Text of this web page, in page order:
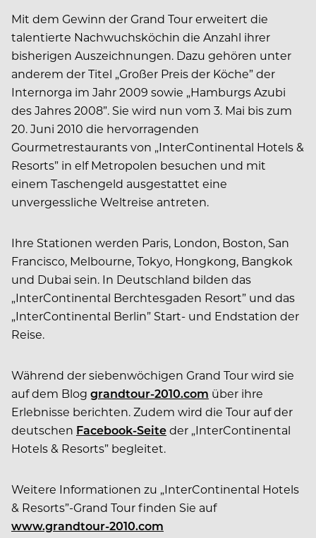
Mit dem Gewinn der Grand Tour erweitert die
talentierte Nachwuchsköchin die Anzahl ihrer
bisherigen Auszeichnungen. Dazu gehören unter
anderem der Titel „Großer Preis der Köche” der
Internorga im Jahr 2009 sowie „Hamburgs Azubi
des Jahres 2008”. Sie wird nun vom 3. Mai bis zum
20. Juni 2010 die hervorragenden
Gourmetrestaurants von „InterContinental Hotels &
Resorts” in elf Metropolen besuchen und mit
einem Taschengeld ausgestattet eine
unvergessliche Weltreise antreten.
Ihre Stationen werden Paris, London, Boston, San
Francisco, Melbourne, Tokyo, Hongkong, Bangkok
und Dubai sein. In Deutschland bilden das
„InterContinental Berchtesgaden Resort” und das
„InterContinental Berlin” Start- und Endstation der
Reise.
Während der siebenwöchigen Grand Tour wird sie
auf dem Blog grandtour-2010.com über ihre
Erlebnisse berichten. Zudem wird die Tour auf der
deutschen Facebook-Seiteder „InterContinental
Hotels & Resorts” begleitet.
Weitere Informationen zu „InterContinental Hotels
& Resorts”-Grand Tour finden Sie auf
www.grandtour-2010.com